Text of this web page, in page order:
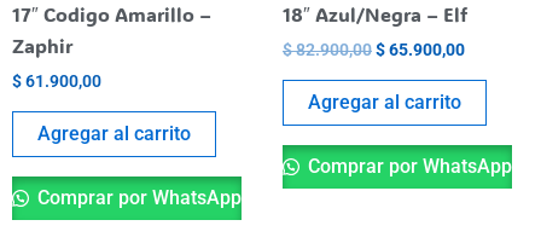
17″ Codigo Amarillo –
Zaphir
$61.900,00
Agregar al carrito
Comprar por WhatsApp
18″ Azul/Negra – Elf
$82.900,00$65.900,00
Agregar al carrito
Comprar por WhatsApp